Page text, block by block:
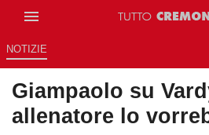
NOTIZIE
Giampaolo su
allenatore lo